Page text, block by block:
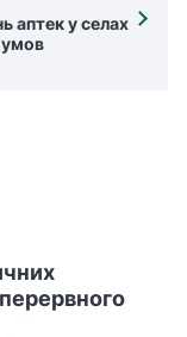
аптек у селах
умов